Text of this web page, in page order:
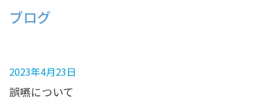
ブログ
2023年4月23日
誤嚥について